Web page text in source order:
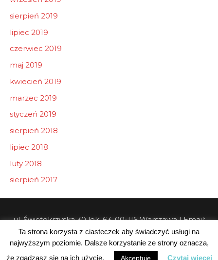
sierpień 2019
lipiec 2019
czerwiec 2019
maj 2019
kwiecień 2019
marzec 2019
styczeń 2019
sierpień 2018
lipiec 2018
luty 2018
sierpień 2017
ul. Świętokrzyska 30 lok. 63, 00-116 Warszawa | Email:
info@pw-consulting.pl
Copyright © 2026 Private Wealth Consulting
Ta strona korzysta z ciasteczek aby świadczyć usługi na
najwyższym poziomie. Dalsze korzystanie ze strony oznacza,
że zgadzasz się na ich użycie.
Akceptuję Czytaj więcej